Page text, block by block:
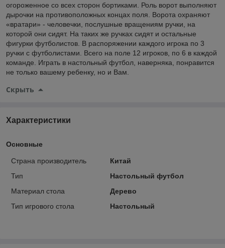
огороженное со всех сторон бортиками. Роль ворот выполняют
дырочки на противоположных концах поля. Ворота охраняют
«вратари» - человечки, послушные вращениям ручки, на
которой они сидят. На таких же ручках сидят и остальные
фигурки футболистов. В распоряжении каждого игрока по 3
ручки с футболистами. Всего на поле 12 игроков, по 6 в каждой
команде. Играть в настольный футбол, наверняка, понравится
не только вашему ребенку, но и Вам.
Скрыть
Характеристики
Основные
Страна производитель
Китай
Тип
Настольный футбол
Материал стола
Дерево
Тип игрового стола
Настольный